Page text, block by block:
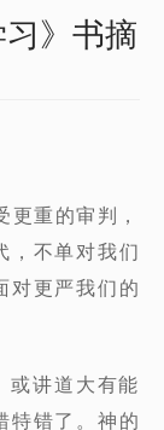
》书摘
重的审判，
，不单对我们
对更严我们的
或讲道大有能
特错了。神的